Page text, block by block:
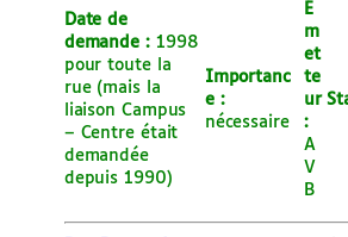
Date de
demande :1998
pour toute la
rue (mais la
liaison Campus
– Centre était
demandée
depuis 1990)
Importanc
e :
nécessaire
É
m
et
te
ur
:
A
V
B